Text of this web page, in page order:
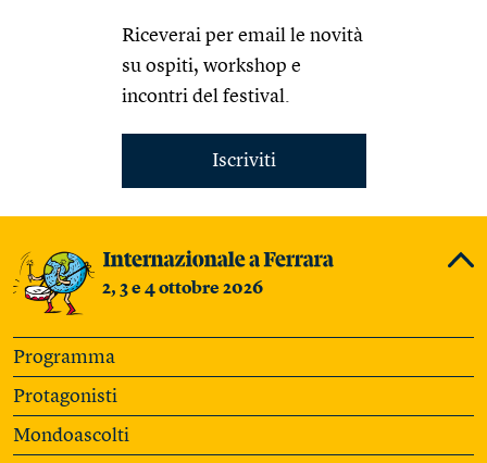
Riceverai per email le novità
su ospiti, workshop e
incontri del festival.
Iscriviti
2, 3 e 4 ottobre 2026
Programma
Protagonisti
Mondoascolti